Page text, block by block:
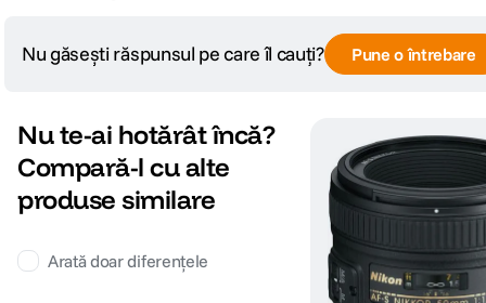
DIMENSIUNE / GREUTATE:
Lungime 37,5 mm
Greutate
Nu găsești răspunsul pe care îl cauți? Pune o întrebare
Nu te-ai hotărât încă?
Compară-l cu alte
produse similare
Arată doar diferențele